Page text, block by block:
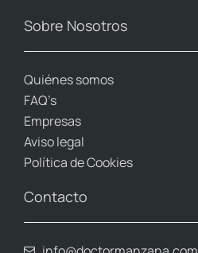
Sobre Nosotros
Quiénes somos
FAQ’s
Empresas
Aviso legal
Política de Cookies
Contacto